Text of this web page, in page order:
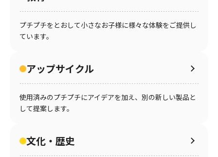
プチプチをとおして小さなお子様に様々な体験をご提供し
ています。
アップサイクル
使用済みのプチプチにアイデアを加え、別の新しい製品と
して提案します。
文化・歴史